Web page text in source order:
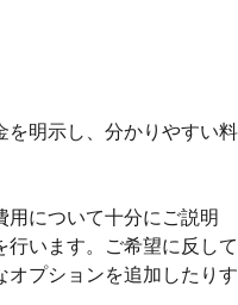
を明示し、分かりやすい料
用について十分にご説明
行います。ご希望に反して
オプションを追加したりす